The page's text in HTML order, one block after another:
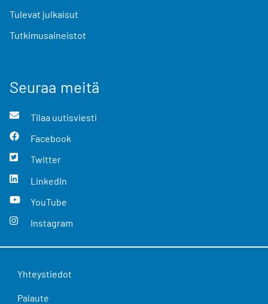
Tulevat julkaisut
Tutkimusaineistot
Seuraa meitä
Tilaa uutisviesti
Facebook
Twitter
LinkedIn
YouTube
Instagram
Yhteystiedot
Palaute